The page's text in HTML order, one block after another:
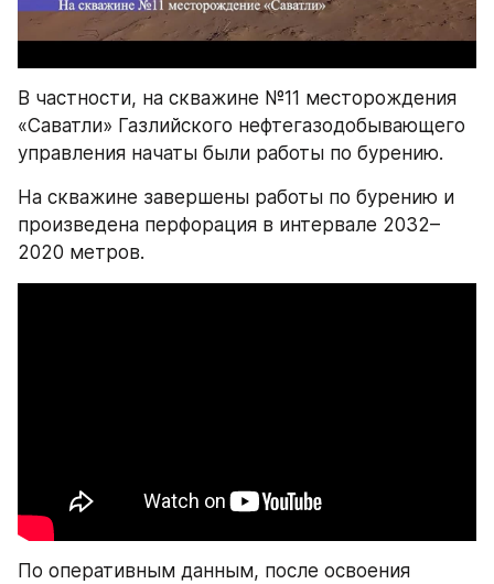
В частности, на скважине №11 месторождения
«Саватли» Газлийского нефтегазодобывающего
управления начаты были работы по бурению.
На скважине завершены работы по бурению и
произведена перфорация в интервале 2032–
2020 метров.
По оперативным данным, после освоения